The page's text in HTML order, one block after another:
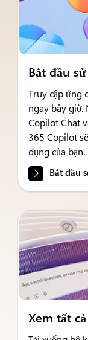
Bắt đầu
Truy cập ứng
ngay bây giờ.
Copilot Chat
365 Copilot
dụng của bạn.
Bắt đầu
Xem tất